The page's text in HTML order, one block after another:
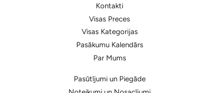
Kontakti
Visas Preces
Visas Kategorijas
Pasākumu Kalendārs
Par Mums
Pasūtījumi un Piegāde